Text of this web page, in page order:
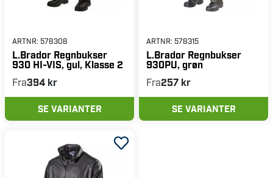
ARTNR: 578308
L.Brador Regnbukser
930 HI-VIS, gul, Klasse 2
Fra394 kr
SE VARIANTER
ARTNR: 578315
L.Brador Regnbukser
930PU, grøn
Fra257 kr
SE VARIANTER